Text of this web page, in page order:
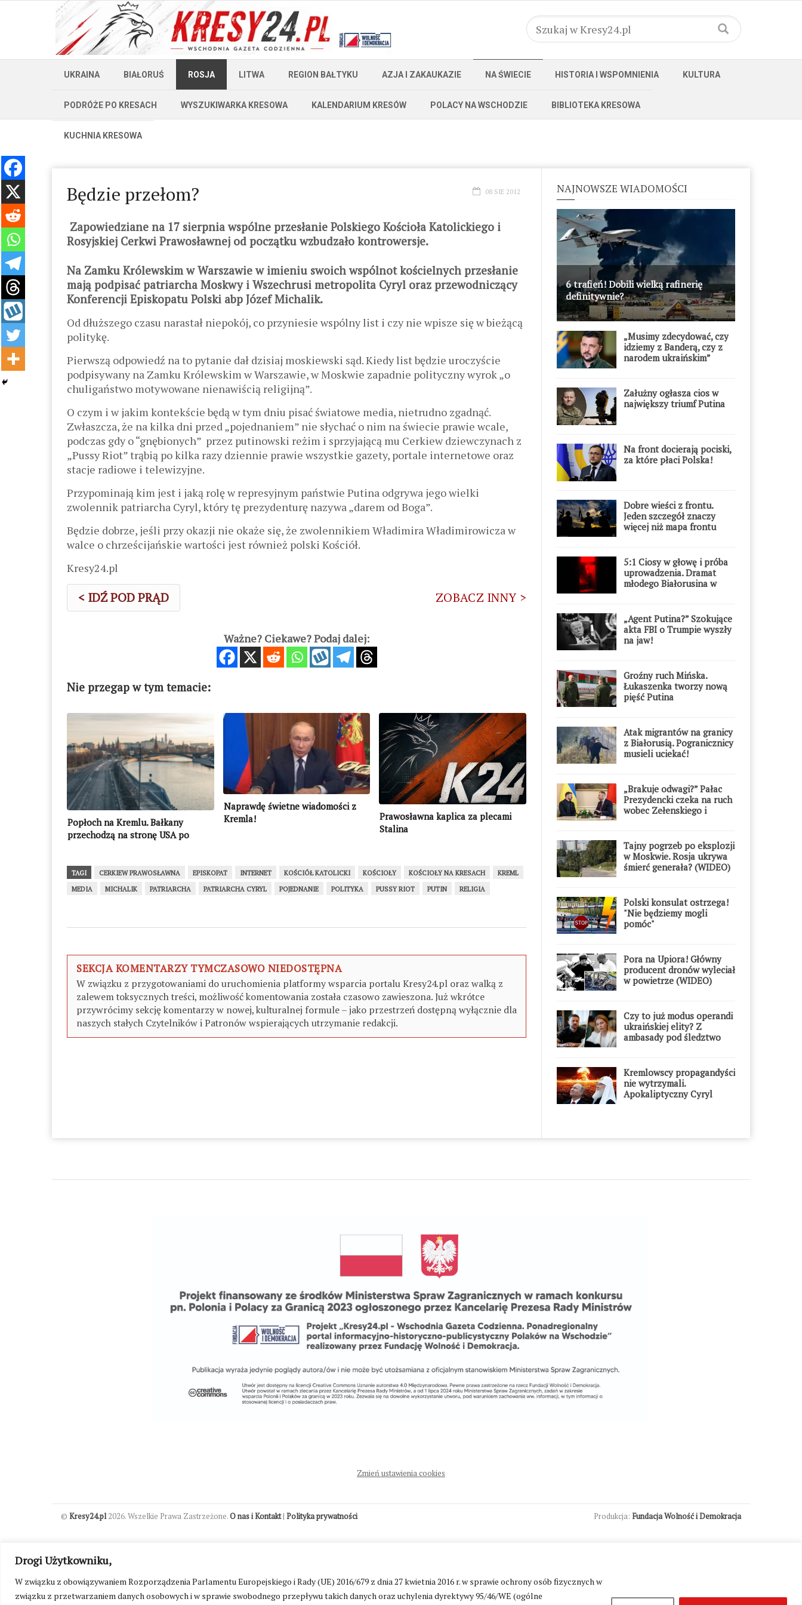
Drogi Użytkowniku,
W związku z obowiązywaniem Rozporządzenia Parlamentu Europejskiego i Rady (UE) 2016/679 z dnia 27 kwietnia 2016 r. w sprawie ochrony osób fizycznych w
związku z przetwarzaniem danych osobowych i w sprawie swobodnego przepływu takich danych oraz uchylenia dyrektywy 95/46/WE (ogólne
UKRAINA BIAŁORUŚ ROSJA LITWA REGION BAŁTYKU AZJA I ZAKAUKAZIE NA ŚWIECIE HISTORIA I WSPOMNIENIA KULTURA
PODRÓŻE PO KRESACH WYSZUKIWARKA KRESOWA KALENDARIUM KRESÓW POLACY NA WSCHODZIE BIBLIOTEKA KRESOWA
KUCHNIA KRESOWA
Będzie przełom? 08 SIE 2012
Zapowiedziane na 17 sierpnia wspólne przesłanie Polskiego Kościoła Katolickiego i
Rosyjskiej Cerkwi Prawosławnej od początku wzbudzało kontrowersje.
Na Zamku Królewskim w Warszawie w imieniu swoich wspólnot kościelnych przesłanie
mają podpisać patriarcha Moskwy i Wszechrusi metropolita Cyryl oraz przewodniczący
Konferencji Episkopatu Polski abp Józef Michalik.
Od dłuższego czasu narastał niepokój, co przyniesie wspólny list i czy nie wpisze się w bieżącą
politykę.
Pierwszą odpowiedź na to pytanie dał dzisiaj moskiewski sąd. Kiedy list będzie uroczyście
podpisywany na Zamku Królewskim w Warszawie, w Moskwie zapadnie polityczny wyrok „o
chuligaństwo motywowane nienawiścią religijną”.
O czym i w jakim kontekście będą w tym dniu pisać światowe media, nietrudno zgadnąć.
Zwłaszcza, że na kilka dni przed „pojednaniem” nie słychać o nim na świecie prawie wcale,
podczas gdy o “gnębionych” przez putinowski reżim i sprzyjającą mu Cerkiew dziewczynach z
„Pussy Riot” trąbią po kilka razy dziennie prawie wszystkie gazety, portale internetowe oraz
stacje radiowe i telewizyjne.
Przypominają kim jest i jaką rolę w represyjnym państwie Putina odgrywa jego wielki
zwolennik patriarcha Cyryl, który tę prezydenturę nazywa „darem od Boga”.
Będzie dobrze, jeśli przy okazji nie okaże się, że zwolennikiem Władimira Władimirowicza w
walce o chrześcijańskie wartości jest również polski Kościół.
Kresy24.pl
< IDŹ POD PRĄD ZOBACZ INNY >
Ważne? Ciekawe? Podaj dalej:
Nie przegap w tym temacie:
Popłoch na Kremlu. Bałkany
przechodzą na stronę USA po
Naprawdę świetne wiadomości z
Kremla!
Prawosławna kaplica za plecami
Stalina
TAGI CERKIEW PRAWOSŁAWNA EPISKOPAT INTERNET KOŚCIÓŁ KATOLICKI KOŚCIOŁY KOŚCIOŁY NA KRESACH
KREML
MEDIA
MICHALIK PATRIARCHA PATRIARCHA CYRYL POJEDNANIE POLITYKA PUSSY RIOT PUTIN RELIGIA
SEKCJA KOMENTARZY TYMCZASOWO NIEDOSTĘPNA
W związku z przygotowaniami do uruchomienia platformy wsparcia portalu Kresy24.pl oraz walką z
zalewem toksycznych treści, możliwość komentowania została czasowo zawieszona. Już wkrótce
przywrócimy sekcję komentarzy w nowej, kulturalnej formule – jako przestrzeń dostępną wyłącznie dla
naszych stałych Czytelników i Patronów wspierających utrzymanie redakcji.
NAJNOWSZE WIADOMOŚCI
6 trafień! Dobili wielką rafinerię
definitywnie?
„Musimy zdecydować, czy
idziemy z Banderą, czy z
narodem ukraińskim”
Załużny ogłasza cios w
największy triumf Putina
Na front docierają pociski,
za które płaci Polska!
Dobre wieści z frontu.
Jeden szczegół znaczy
więcej niż mapa frontu
5:1 Ciosy w głowę i próba
uprowadzenia. Dramat
młodego Białorusina w
„Agent Putina?” Szokujące
akta FBI o Trumpie wyszły
na jaw!
Groźny ruch Mińska.
Łukaszenka tworzy nową
pięść Putina
Atak migrantów na granicy
z Białorusią. Pogranicznicy
musieli uciekać!
„Brakuje odwagi?” Pałac
Prezydencki czeka na ruch
wobec Zełenskiego i
Tajny pogrzeb po eksplozji
w Moskwie. Rosja ukrywa
śmierć generała? (WIDEO)
Polski konsulat ostrzega!
"Nie będziemy mogli
pomóc"
Pora na Upiora! Główny
producent dronów wyleciał
w powietrze (WIDEO)
Czy to już modus operandi
ukraińskiej elity? Z
ambasady pod śledztwo
Kremlowscy propagandyści
nie wytrzymali.
Apokaliptyczny Cyryl
Zmień ustawienia cookies
© Kresy24.pl2026. Wszelkie Prawa Zastrzeżone.O nas i Kontakt| Polityka prywatności Produkcja: Fundacja Wolność i Demokracja